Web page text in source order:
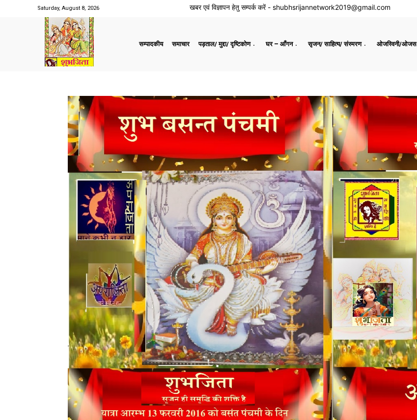
Saturday, August 8, 2026 खबर एवं विज्ञापन हेतु सम्पर्क करें - shubhsrijannetwork2019@gmail.com
सम्पादकीय समाचार पड़ताल/ मुद्दा/ दृष्टिकोण घर – आँगन सृजन/ साहित्य/ संस्मरण ओजस्विनी/ओजस